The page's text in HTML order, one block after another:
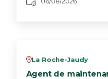
vLa Roche-Jaudy
Agent de